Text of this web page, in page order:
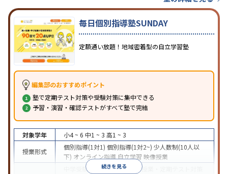
毎日個別指導塾SUNDAY
定額通い放題！地域密着型の自立学習塾
編集部のおすすめポイント
塾で定期テスト対策や受験対策に集中できる
予習・演習・確認テストがすべて塾で完結
続きを見る
対象学年 小4 ~ 6 中1 ~ 3 高1 ~ 3
授業形式
個別指導(1対1) 個別指導(1対2~) 少人数制(10人以
下) オンライン指導自立学習 映像授業
中学受験
高校受験大学受験 授業・定期テスト対策